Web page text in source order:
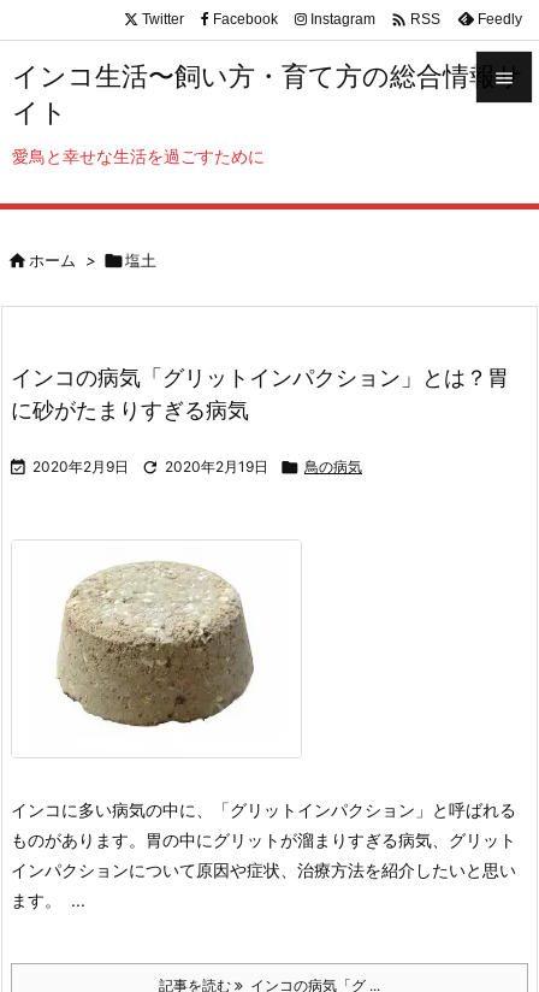
インコ生活〜飼い方・育て方の総合情報サ
イト
愛鳥と幸せな生活を過ごすために

サイド


Twitter Facebook Instagram  RSS Feedly
ホーム > 塩土
インコの病気「グリットインパクション」とは？胃
に砂がたまりすぎる病気
 2020年2月9日  2020年2月19日  鳥の病気
インコに多い病気の中に、「グリットインパクション」と呼ばれる
ものがあります。
胃の中にグリットが溜まりすぎる病気、グリット
インパクションについて原因や症状、治療方法を紹介したいと思い
ます。
...
記事を読む インコの病気「グ ...